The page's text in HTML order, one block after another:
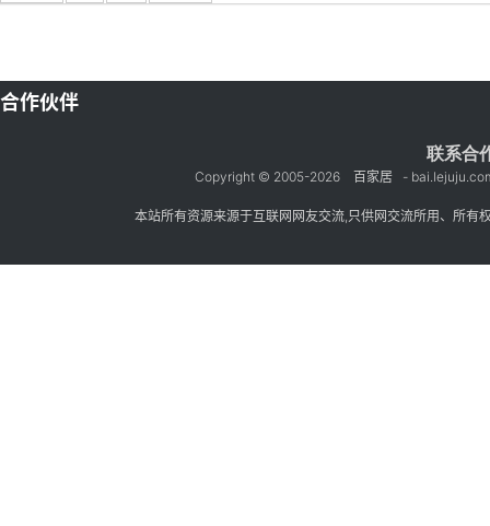
合作伙伴
联系合
Copyright © 2005-2026 百家居 -
本站所有资源来源于互联网网友交流,只供网交流所用、所有